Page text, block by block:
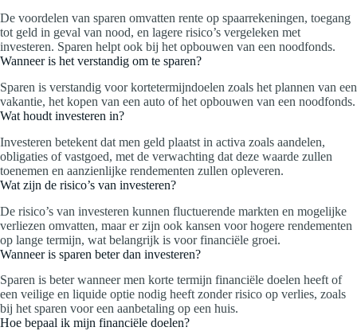
De voordelen van sparen omvatten rente op spaarrekeningen, toegang
tot geld in geval van nood, en lagere risico’s vergeleken met
investeren. Sparen helpt ook bij het opbouwen van een noodfonds.
Wanneer is het verstandig om te sparen?
Sparen is verstandig voor kortetermijndoelen zoals het plannen van een
vakantie, het kopen van een auto of het opbouwen van een noodfonds.
Wat houdt investeren in?
Investeren betekent dat men geld plaatst in activa zoals aandelen,
obligaties of vastgoed, met de verwachting dat deze waarde zullen
toenemen en aanzienlijke rendementen zullen opleveren.
Wat zijn de risico’s van investeren?
De risico’s van investeren kunnen fluctuerende markten en mogelijke
verliezen omvatten, maar er zijn ook kansen voor hogere rendementen
op lange termijn, wat belangrijk is voor financiële groei.
Wanneer is sparen beter dan investeren?
Sparen is beter wanneer men korte termijn financiële doelen heeft of
een veilige en liquide optie nodig heeft zonder risico op verlies, zoals
bij het sparen voor een aanbetaling op een huis.
Hoe bepaal ik mijn financiële doelen?